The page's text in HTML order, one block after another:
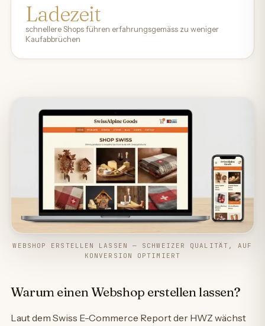
Ladezeit
schnellere Shops führen erfahrungsgemäss zu weniger
Kaufabbrüchen
WEBSHOP ERSTELLEN LASSEN — SCHWEIZER QUALITÄT, AUF
KONVERSION OPTIMIERT
Warum einen Webshop erstellen lassen?
Laut dem Swiss E-Commerce Report der HWZ wächst